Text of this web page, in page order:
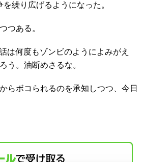
繰り広げるようになった。
つある。
は何度もゾンビのようによみがえ
う。油断めさるな。
らボコられるのを承知しつつ、今日